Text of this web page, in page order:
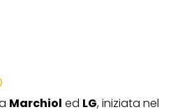
Marchiol ed LG, iniziata nel